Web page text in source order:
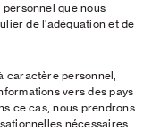
que nous
de l'adéquation et de
caractère personnel,
vers des pays
ce cas, nous prendrons
nécessaires